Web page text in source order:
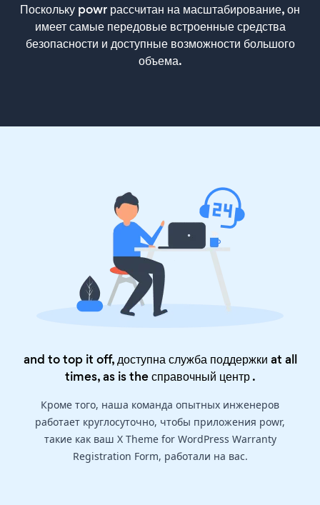
Поскольку powr рассчитан на масштабирование, он
имеет самые передовые встроенные средства
безопасности и доступные возможности большого
объема.
and to top it off, доступна служба поддержки at all
times, as is theсправочный центр.
Кроме того, наша команда опытных инженеров
работает круглосуточно, чтобы приложения powr,
такие как ваш X Theme for WordPress Warranty
Registration Form, работали на вас.